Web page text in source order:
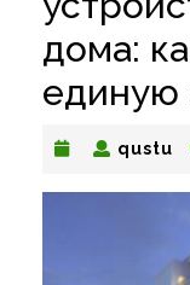
дома:
единую
qustu